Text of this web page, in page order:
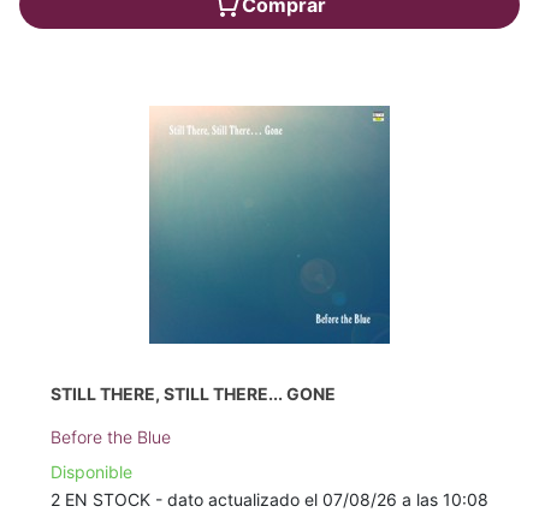
Comprar
STILL THERE, STILL THERE... GONE
Before the Blue
Disponible
2 EN STOCK - dato actualizado el 07/08/26 a las 10:08